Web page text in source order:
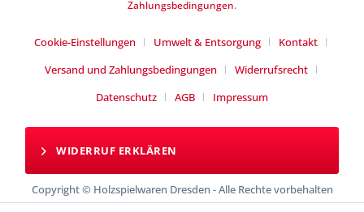
Zahlungsbedingungen.
Cookie-Einstellungen Umwelt & Entsorgung
Kontakt
Versand und Zahlungsbedingungen
Widerrufsrecht
Datenschutz
AGB Impressum
WIDERRUF ERKLÄREN
Copyright © Holzspielwaren Dresden - Alle Rechte vorbehalten